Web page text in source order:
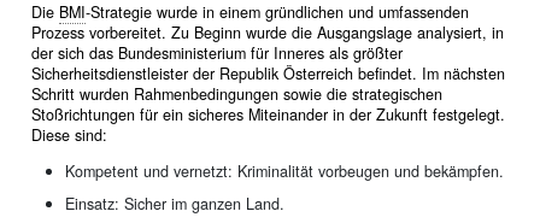
Die BMI-Strategie wurde in einem gründlichen und umfassenden
Prozess vorbereitet. Zu Beginn wurde die Ausgangslage analysiert, in
der sich das Bundesministerium für Inneres als größter
Sicherheitsdienstleister der Republik Österreich befindet. Im nächsten
Schritt wurden Rahmenbedingungen sowie die strategischen
Stoßrichtungen für ein sicheres Miteinander in der Zukunft festgelegt.
Diese sind:
Kompetent und vernetzt: Kriminalität vorbeugen und bekämpfen.
Einsatz: Sicher im ganzen Land.